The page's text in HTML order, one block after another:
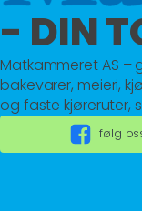
- DIN
Matkammeret AS –
bakevarer, meieri,
og faste kjøreruter,
følg